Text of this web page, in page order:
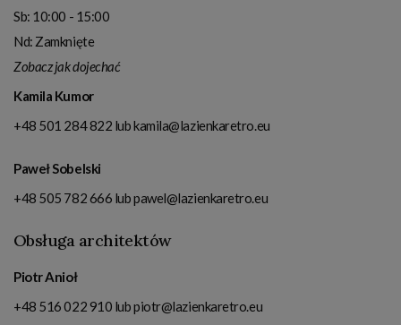
Sb: 10:00 - 15:00
Nd: Zamknięte
Zobacz jak dojechać
Kamila Kumor
+48 501 284 822 lubkamila@lazienkaretro.eu
Paweł Sobelski
+48 505 782 666 lubpawel@lazienkaretro.eu
Obsługa architektów
Piotr Anioł
+48 516 022 910 lubpiotr@lazienkaretro.eu